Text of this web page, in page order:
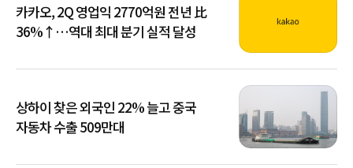
카카오, 2Q 영업익 2770억원 전년 比
36%↑…역대 최대 분기 실적 달성
상하이 찾은 외국인 22% 늘고 중국
자동차 수출 509만대